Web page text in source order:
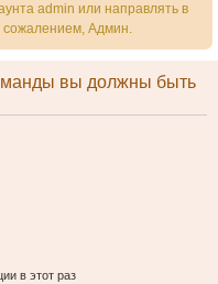
admin или направлять в
сожалением, Админ.
вы должны быть
в этот раз